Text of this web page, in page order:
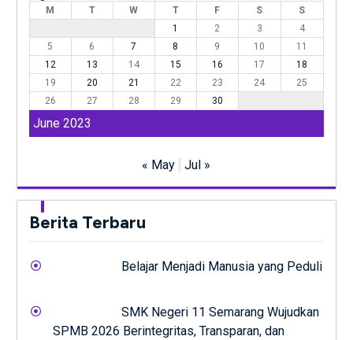
June 2023
M T W T F S
S
1
2 3
4
5
6 7 8 9 10
11
12
13 14 15 16 17
18
19
20 21 22 23 24
25
26
27 28 29 30
« May Jul »
Berita Terbaru
Belajar Menjadi Manusia yang Peduli
SMK Negeri 11 Semarang Wujudkan
SPMB 2026 Berintegritas, Transparan, dan